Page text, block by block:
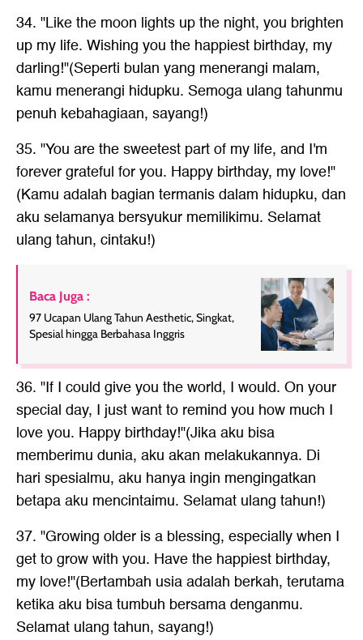
34. "Like the moon lights up the night, you brighten
up my life. Wishing you the happiest birthday, my
darling!"(Seperti bulan yang menerangi malam,
kamu menerangi hidupku. Semoga ulang tahunmu
penuh kebahagiaan, sayang!)
35. "You are the sweetest part of my life, and I'm
forever grateful for you. Happy birthday, my love!"
(Kamu adalah bagian termanis dalam hidupku, dan
aku selamanya bersyukur memilikimu. Selamat
ulang tahun, cintaku!)
Baca Juga :
97 Ucapan Ulang Tahun Aesthetic, Singkat,
Spesial hingga Berbahasa Inggris
36. "If I could give you the world, I would. On your
special day, I just want to remind you how much I
love you. Happy birthday!"(Jika aku bisa
memberimu dunia, aku akan melakukannya. Di
hari spesialmu, aku hanya ingin mengingatkan
betapa aku mencintaimu. Selamat ulang tahun!)
37. "Growing older is a blessing, especially when I
get to grow with you. Have the happiest birthday,
my love!"(Bertambah usia adalah berkah, terutama
ketika aku bisa tumbuh bersama denganmu.
Selamat ulang tahun, sayang!)